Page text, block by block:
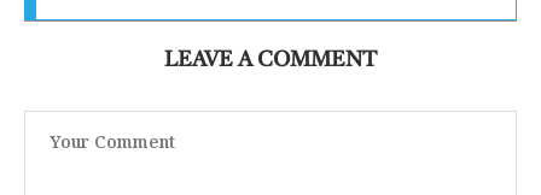
LEAVE A COMMENT